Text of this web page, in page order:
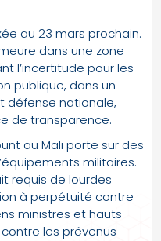
au 23 mars prochain.
dans une zone
l’incertitude pour les
publique, dans un
défense nationale,
de transparence.
au Mali porte sur des
militaires.
requis de lourdes
à perpétuité contre
ministres et hauts
les prévenus